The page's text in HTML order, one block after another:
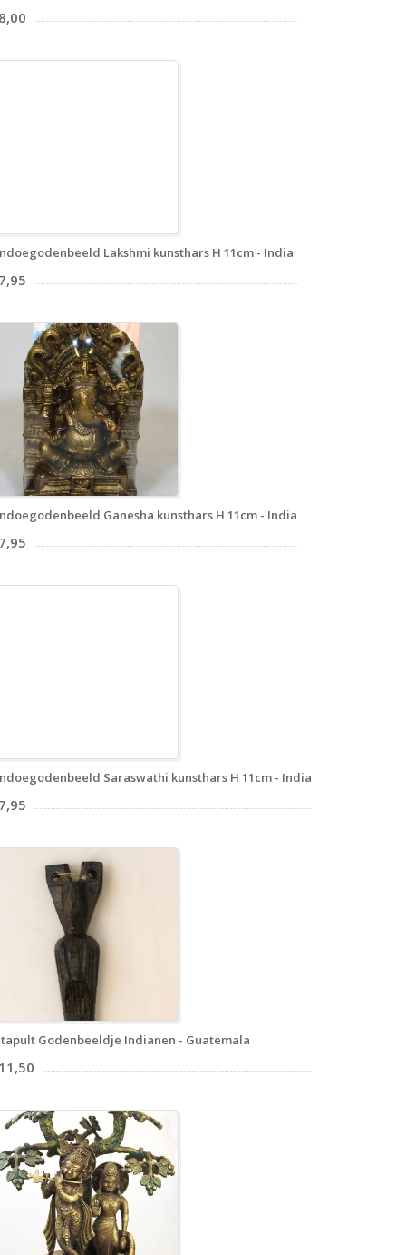
Lakshmi kunsthars H 11cm - India
Ganesha kunsthars H 11cm - India
Saraswathi kunsthars H 11cm - India
Godenbeeldje Indianen - Guatemala